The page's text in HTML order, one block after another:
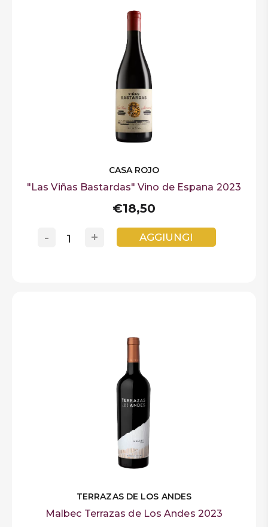
CASA ROJO
"Las Viñas Bastardas" Vino de Espana 2023
€18,50
+
- AGGIUNGI
TERRAZAS DE LOS ANDES
Malbec Terrazas de Los Andes 2023